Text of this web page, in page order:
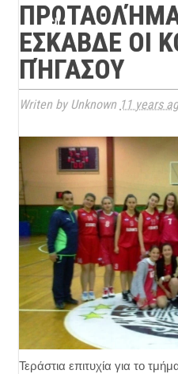
u
ΕΣΚΑΒΔΕ ΟΙ
ΠΉΓΑΣΟΥ
Writen by Unknown 11 years
Τεράστια επιτυχία για το